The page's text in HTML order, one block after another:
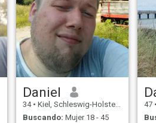
Daniel
34 • Kiel, Schleswig-Holstein, Alemania
Buscando: Mujer 18 - 45
47 •